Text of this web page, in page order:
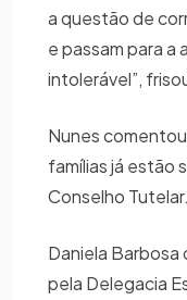
a questão de
e passam para a
intolerável”,
Nunes
famílias já estão
Conselho Tutelar.
Daniela Barbosa
pela Delegacia